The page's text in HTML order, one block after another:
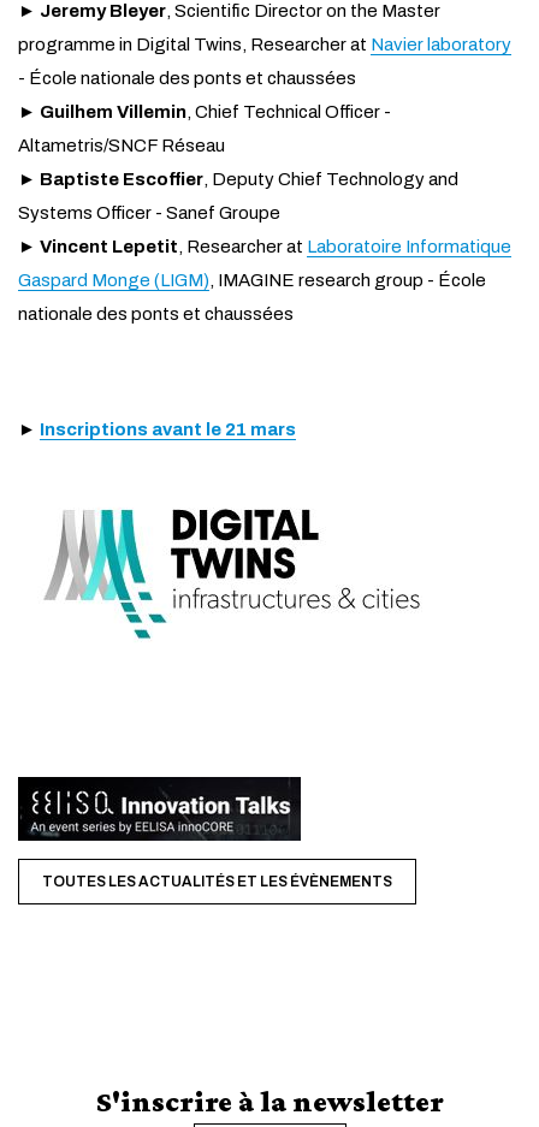
► Jeremy Bleyer, Scientific Director on the Master
programme in Digital Twins, Researcher at Navier laboratory
- École nationale des ponts et chaussées
► Guilhem Villemin, Chief Technical Officer -
Altametris/SNCF Réseau
► Baptiste Escoffier, Deputy Chief Technology and
Systems Officer - Sanef Groupe
► Vincent Lepetit, Researcher at Laboratoire Informatique
Gaspard Monge (LIGM), IMAGINE research group - École
nationale des ponts et chaussées
► Inscriptions avant le 21 mars
TOUTES LES ACTUALITÉS ET LES ÉVÈNEMENTS
S'inscrire à la newsletter